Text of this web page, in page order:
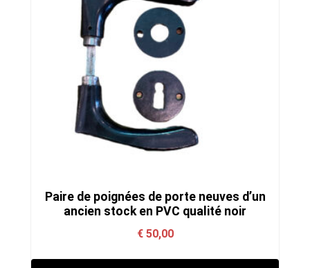
Paire de poignées de porte neuves d’un
ancien stock en PVC qualité noir
€50,00